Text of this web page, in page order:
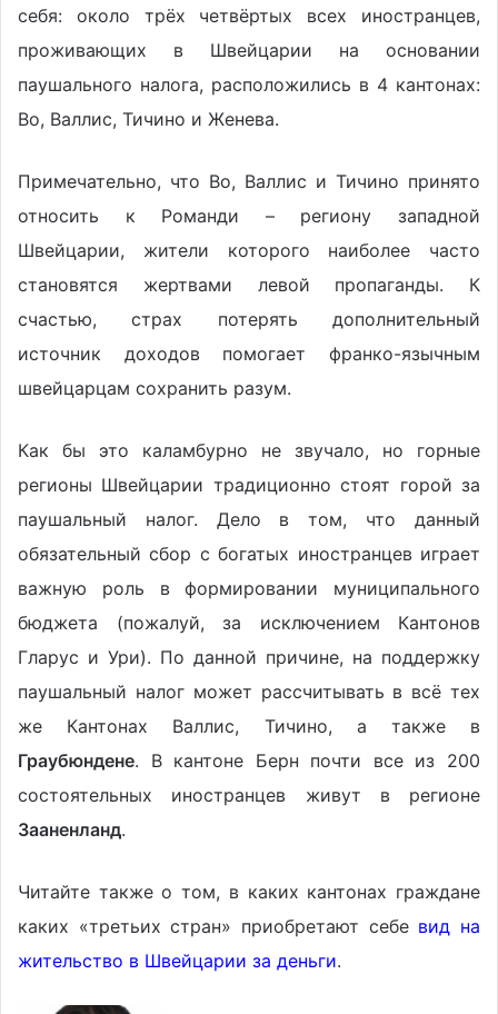
себя: около трёх четвёртых всех иностранцев,
проживающих в Швейцарии на основании
паушального налога, расположились в 4 кантонах:
Во, Валлис, Тичино и Женева.
Примечательно, что Во, Валлис и Тичино принято
относить к Романди – региону западной
Швейцарии, жители которого наиболее часто
становятся жертвами левой пропаганды. К
счастью, страх потерять дополнительный
источник доходов помогает франко-язычным
швейцарцам сохранить разум.
Как бы это каламбурно не звучало, но горные
регионы Швейцарии традиционно стоят горой за
паушальный налог. Дело в том, что данный
обязательный сбор с богатых иностранцев играет
важную роль в формировании муниципального
бюджета (пожалуй, за исключением Кантонов
Гларус и Ури). По данной причине, на поддержку
паушальный налог может рассчитывать в всё тех
же Кантонах Валлис, Тичино, а также в
Граубюндене. В кантоне Берн почти все из 200
состоятельных иностранцев живут в регионе
Зааненланд.
Читайте также о том, в каких кантонах граждане
каких «третьих стран» приобретают себе вид на
жительство в Швейцарии за деньги.